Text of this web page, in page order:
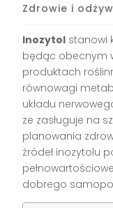
Zdrowie i
Inozytol stanowi
będąc obecnym
produktach
równowagi
układu
że zasługuje na
planowania
źródeł inozytolu
dobrego